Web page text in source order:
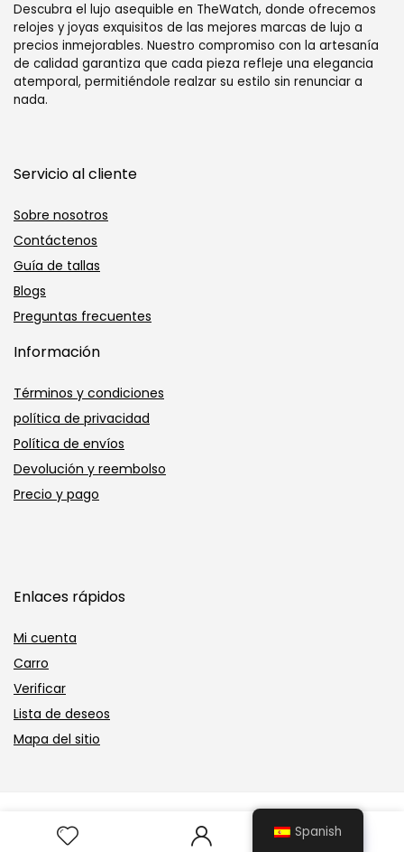
Descubra el lujo asequible en TheWatch, donde ofrecemos
relojes y joyas exquisitos de las mejores marcas de lujo a
precios inmejorables. Nuestro compromiso con la artesanía
de calidad garantiza que cada pieza refleje una elegancia
atemporal, permitiéndole realzar su estilo sin renunciar a
nada.
Servicio al cliente
Sobre nosotros
Contáctenos
Guía de tallas
Blogs
Preguntas frecuentes
Información
Términos y condiciones
política de privacidad
Política de envíos
Devolución y reembolso
Precio y pago
Enlaces rápidos
Mi cuenta
Carro
Verificar
Lista de deseos
Mapa del sitio
TheWatch.to. Todos los derechos reservados.
Spanish